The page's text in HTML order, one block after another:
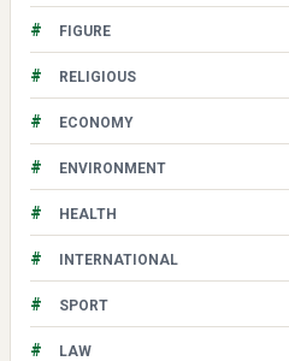
# FIGURE
# RELIGIOUS
# ECONOMY
# ENVIRONMENT
# HEALTH
# INTERNATIONAL
# SPORT
# LAW